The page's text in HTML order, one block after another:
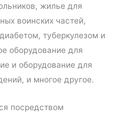
жилье для
воинских частей,
туберкулезом и
оборудование для
и оборудование для
и многое другое.
посредством